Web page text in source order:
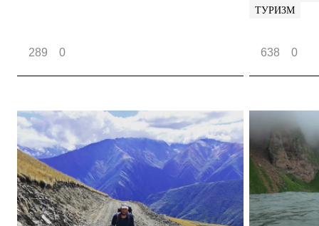
Брюки
Куртки
Брюки
Лёгкая одежда
Рубашки
Футболки
Толстовки
Брюки
Термобелье
Теплое термобелье
289 0
ТУРИЗМ
638 0